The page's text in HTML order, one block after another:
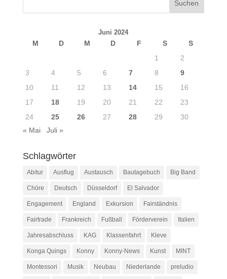
Juni 2024
M D M D F S
S
1
2
3
4 5 6 7 8
9
10
11 12 13 14 15
16
17
18 19 20 21 22
23
24
25 26 27 28 29
30
« Mai
Juli »
Schlagwörter
Abitur Ausflug Austausch Bautagebuch Big Band
Chöre Deutsch Düsseldorf El Salvador
Engagement England Exkursion Fairständnis
Fairtrade Frankreich Fußball Förderverein Italien
Jahresabschluss KAG Klassenfahrt Kleve
Konga Quings Konny Konny-News Kunst MINT
Montessori Musik Neubau Niederlande preludio